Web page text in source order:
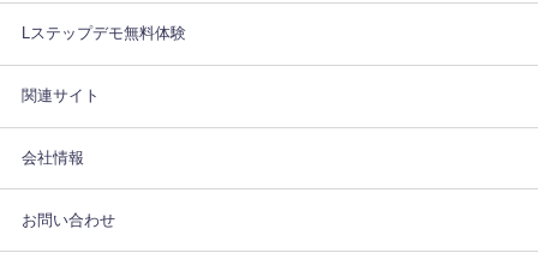
Lステップデモ無料体験
関連サイト
会社情報
お問い合わせ